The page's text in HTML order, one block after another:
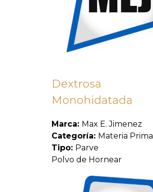
Dextrosa
Monohidatada
Marca: Max E. Jimenez
Categoría: Materia Prima
Tipo: Parve
Polvo de Hornear